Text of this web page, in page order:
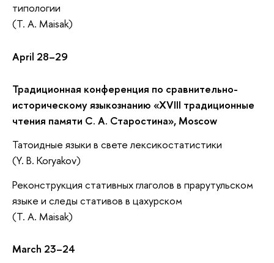
типологии
(T. A. Maisak)
April 28–29
Традиционная конференция по сравнительно-
историческому языкознанию «XVIII традиционные
чтения памяти С. А. Старостина», Moscow
Татоидные языки в свете лексикостатистики
(Y. B. Koryakov)
Реконструкция стативных глаголов в прарутульском
языке и следы стативов в цахурском
(T. A. Maisak)
March 23–24